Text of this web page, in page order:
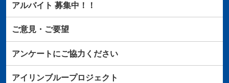
アルバイト 募集中！！
ご意見・ご要望
アンケートにご協力ください
アイリンブループロジェクト